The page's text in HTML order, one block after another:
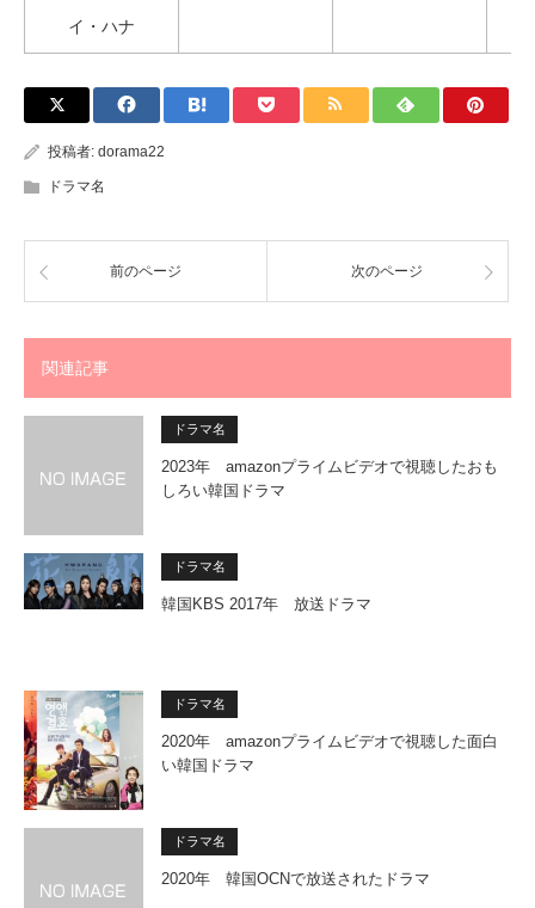
イ・ハナ
投稿者: dorama22
ドラマ名
前のページ 次のページ
関連記事
ドラマ名
2023年 amazonプライムビデオで視聴したおも
しろい韓国ドラマ
ドラマ名
韓国KBS 2017年 放送ドラマ
ドラマ名
2020年 amazonプライムビデオで視聴した面白
い韓国ドラマ
ドラマ名
2020年 韓国OCNで放送されたドラマ